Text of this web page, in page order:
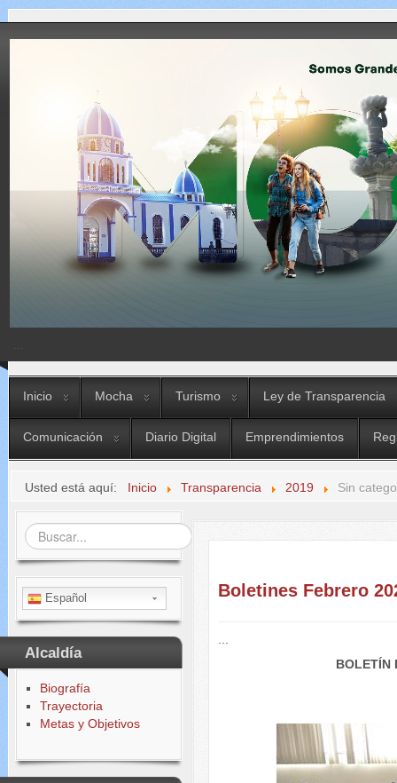
Inicio Mocha Turismo Ley de Transparencia
Comunicación Diario Digital Emprendimientos
Usted está aquí: Inicio Transparencia 2019 Sin
Buscar...
Español
Alcaldía
Biografía
Trayectoria
Metas y Objetivos
Boletines Febrero
BOLETÍN